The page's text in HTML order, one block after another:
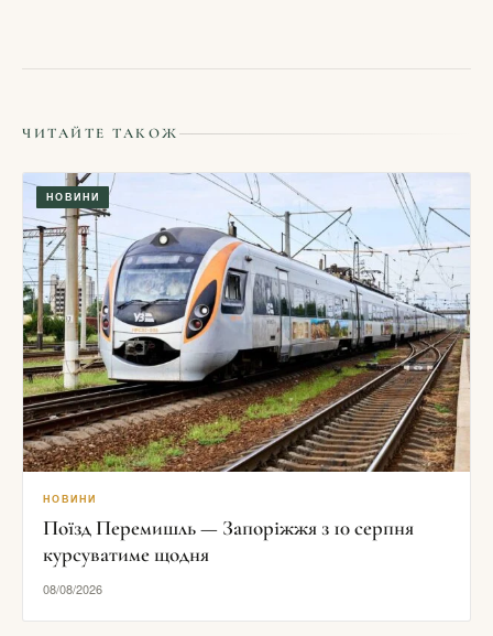
ЧИТАЙТЕ ТАКОЖ
НОВИНИ
НОВИНИ
Поїзд Перемишль — Запоріжжя з 10 серпня
курсуватиме щодня
08/08/2026